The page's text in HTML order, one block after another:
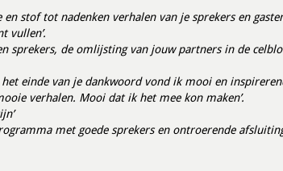
stof tot nadenken verhalen van je sprekers en
vullen’.
sprekers, de omlijsting van jouw partners in de
einde van je dankwoord vond ik mooi en
verhalen. Mooi dat ik het mee kon maken’.
met goede sprekers en ontroerende